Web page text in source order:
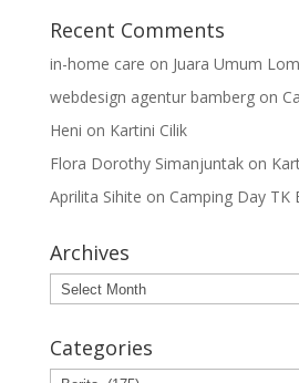
Recent Comments
in-home care on Juara Umum
webdesign agentur bambergon
Heni on Kartini Cilik
Flora Dorothy Simanjuntakon
Aprilita Sihite on Camping Day TK
Archives
Archives
Categories